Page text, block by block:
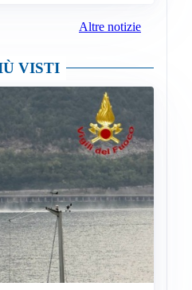
Altre notizie
VISTI